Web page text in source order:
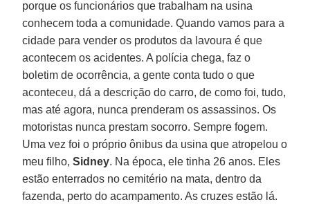
porque os funcionários que trabalham na usina
conhecem toda a comunidade. Quando vamos para a
cidade para vender os produtos da lavoura é que
acontecem os acidentes. A polícia chega, faz o
boletim de ocorrência, a gente conta tudo o que
aconteceu, dá a descrição do carro, de como foi, tudo,
mas até agora, nunca prenderam os assassinos. Os
motoristas nunca prestam socorro. Sempre fogem.
Uma vez foi o próprio ônibus da usina que atropelou o
meu filho,Sidney. Na época, ele tinha 26 anos. Eles
estão enterrados no cemitério na mata, dentro da
fazenda, perto do acampamento. As cruzes estão lá.